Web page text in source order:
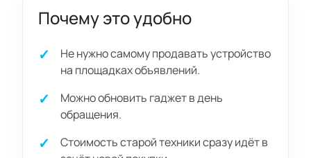
Почему это удобно
Не нужно самому продавать устройство
на площадках объявлений.
Можно обновить гаджет в день
обращения.
Стоимость старой техники сразу идёт в